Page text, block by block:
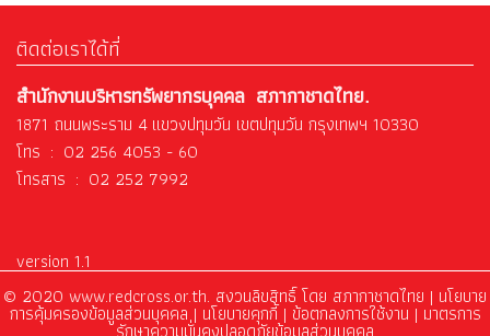
ติดต่อเราได้ที่
สำนักงานบริหารทรัพยากรบุคคล สภากาชาดไทย.
1871 ถนนพระราม 4 แขวงปทุมวัน เขตปทุมวัน กรุงเทพฯ 10330
โทร : 02 256 4053 - 60
โทรสาร : 02 252 7992
version 1.1
© 2020 www.redcross.or.th. สงวนลิขสิทธิ์ โดย สภากาชาดไทย | นโยบาย
การคุ้มครองข้อมูลส่วนบุคคล| นโยบายคุกกี้ | ข้อตกลงการใช้งาน | มาตรการ